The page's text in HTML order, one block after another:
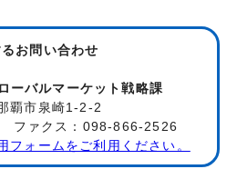
お問い合わせ
ーバルマーケット戦略課
覇市泉崎1-2-2
ファクス：098-866-2526
フォームをご利用ください。